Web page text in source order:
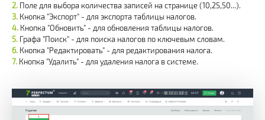
Поле для выбора количества записей на странице (10,25,50...).
Кнопка "Экспорт" - для экспорта таблицы налогов.
Кнопка "Обновить" - для обновления таблицы налогов.
Графа "Поиск" - для поиска налогов по ключевым словам.
Кнопка "Редактировать" - для редактирования налога.
Кнопка "Удалить" - для удаления налога в системе.